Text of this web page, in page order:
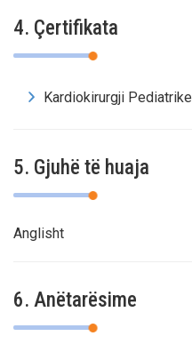
4. Çertifikata
Kardiokirurgji Pediatrike
5. Gjuhë të huaja
Anglisht
6. Anëtarësime